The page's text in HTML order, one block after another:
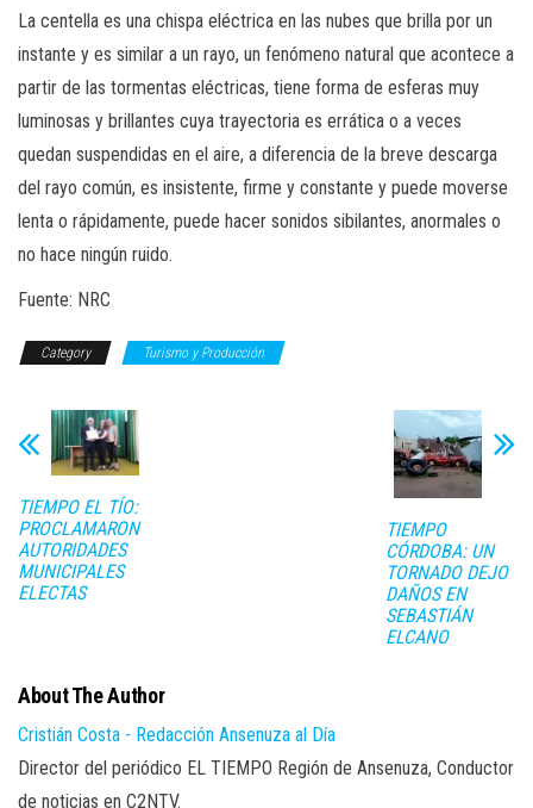
La centella es una chispa eléctrica en las nubes que brilla por un
instante y es similar a un rayo, un fenómeno natural que acontece a
partir de las tormentas eléctricas, tiene forma de esferas muy
luminosas y brillantes cuya trayectoria es errática o a veces
quedan suspendidas en el aire, a diferencia de la breve descarga
del rayo común, es insistente, firme y constante y puede moverse
lenta o rápidamente, puede hacer sonidos sibilantes, anormales o
no hace ningún ruido.
Fuente: NRC
Category Turismo y Producción
TIEMPO EL TÍO:
PROCLAMARON
AUTORIDADES
MUNICIPALES
ELECTAS
TIEMPO
CÓRDOBA: UN
TORNADO DEJO
DAÑOS EN
SEBASTIÁN
ELCANO
About The Author
Cristián Costa - Redacción Ansenuza al Día
Director del periódico EL TIEMPO Región de Ansenuza, Conductor
de noticias en C2NTV.